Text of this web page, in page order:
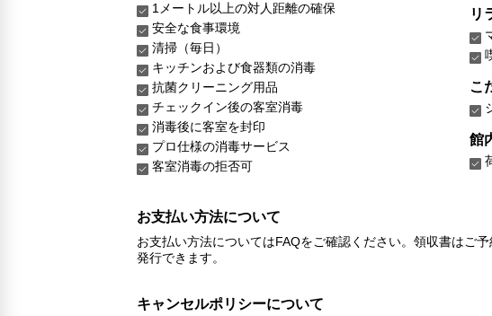
1メートル以上の対人距離の確保
安全な食事環境
清掃（毎日）
キッチンおよび食器類の消毒
抗菌クリーニング用品
チェックイン後の客室消毒
消毒後に客室を封印
プロ仕様の消毒サービス
客室消毒の拒否可
リ
こ
館
お支払い方法について
お支払い方法についてはFAQをご確認ください。領収書はご
発行できます。
キャンセルポリシーについて